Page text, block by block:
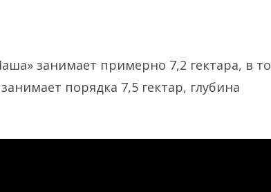
занимает примерно 7,2 гектара, в то
порядка 7,5 гектар, глубина